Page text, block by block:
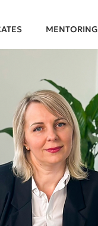
MENTORING